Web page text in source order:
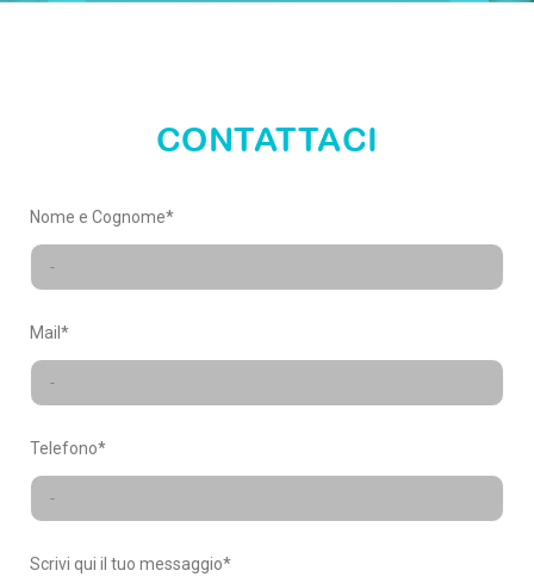
mondo
X-FACTORY
CONTATTACI
Nome e Cognome*
Mail*
Telefono*
Scrivi qui il tuo messaggio*